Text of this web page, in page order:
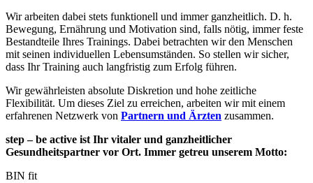
Wir arbeiten dabei stets funktionell und immer ganzheitlich. D. h.
Bewegung, Ernährung und Motivation sind, falls nötig, immer feste
Bestandteile Ihres Trainings. Dabei betrachten wir den Menschen
mit seinen individuellen Lebensumständen. So stellen wir sicher,
dass Ihr Training auch langfristig zum Erfolg führen.
Wir gewährleisten absolute Diskretion und hohe zeitliche
Flexibilität. Um dieses Ziel zu erreichen, arbeiten wir mit einem
erfahrenen Netzwerk von Partnern und Ärzten zusammen.
step – be active ist Ihr vitaler und ganzheitlicher
Gesundheitspartner vor Ort. Immer getreu unserem Motto:
BIN fit